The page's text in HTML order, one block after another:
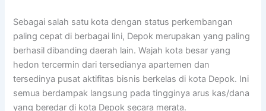
Sebagai salah satu kota dengan status perkembangan
paling cepat di berbagai lini, Depok merupakan yang paling
berhasil dibanding daerah lain. Wajah kota besar yang
hedon tercermin dari tersedianya apartemen dan
tersedinya pusat aktifitas bisnis berkelas di kota Depok. Ini
semua berdampak langsung pada tingginya arus kas/dana
yang beredar di kota Depok secara merata.